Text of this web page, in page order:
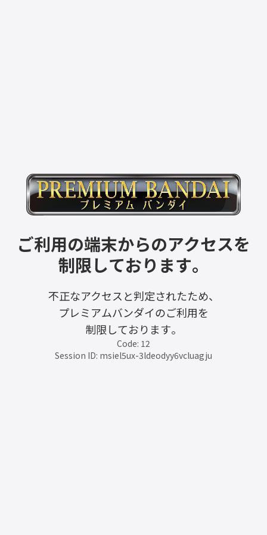
ご利用の端末からのアクセスを
制限しております。
不正なアクセスと判定されたため、
プレミアムバンダイのご利用を
制限しております。
Code: 12
Session ID: msiel5ux-3ldeodyy6vcluagju